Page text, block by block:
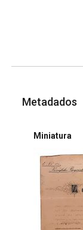
Metadados
Miniatura